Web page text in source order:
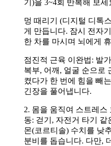
기)을 3~4회 반복해 보세
멍 때리기 (디지털 디톡
게 만듭니다. 잠시 전자
한 차를 마시며 뇌에게
점진적 근육 이완법: 발
복부, 어깨, 얼굴 순으로
켰다가 한 번에 힘을 빼
긴장을 풀어냅니다.
2. 몸을 움직여 스트레스
동: 걷기, 자전거 타기
몬(코르티솔) 수치를 낮
분비를 돕습니다. 다만,